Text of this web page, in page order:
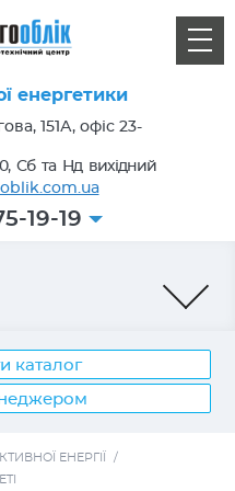
енергетики
151А, офіс 23-
Сб та Нд вихідний
19-19
каталог
ЕНЕРГІЇ
/